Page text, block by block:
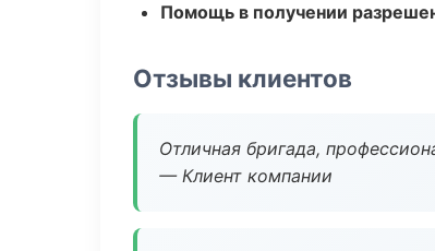
Помощь в получении
Отзывы клиентов
Отличная бригада,
— Клиент компании